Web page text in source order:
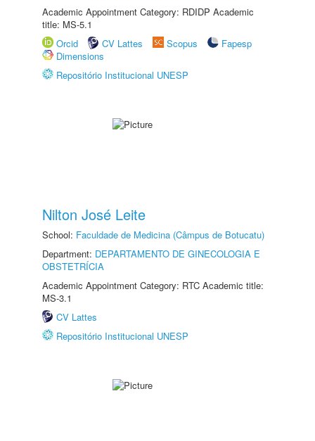
Academic Appointment Category: RDIDP Academic
title: MS-5.1
Orcid
CV Lattes Scopus
Fapesp
Dimensions
Repositório Institucional UNESP
Nilton José Leite
School: Faculdade de Medicina (Câmpus de Botucatu)
Department: DEPARTAMENTO DE GINECOLOGIA E
OBSTETRÍCIA
Academic Appointment Category: RTC Academic title:
MS-3.1
CV Lattes
Repositório Institucional UNESP